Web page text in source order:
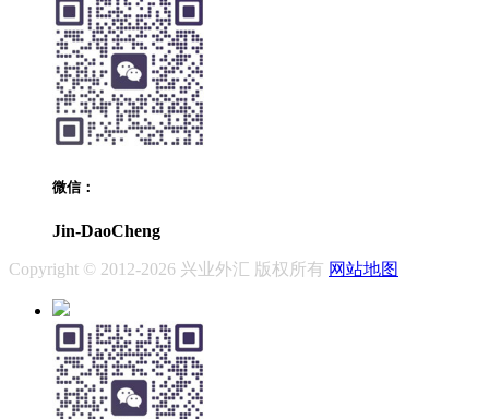
微信：
Jin-DaoCheng
Copyright © 2012-2026 兴业外汇 版权所有 网站地图